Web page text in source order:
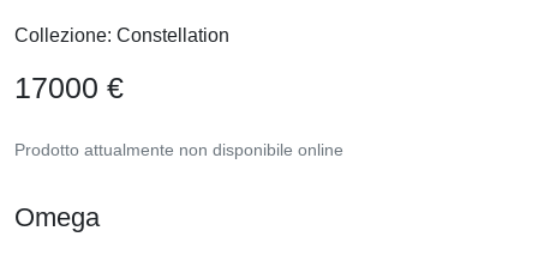
Collezione: Constellation
17000 €
Prodotto attualmente non disponibile online
Omega